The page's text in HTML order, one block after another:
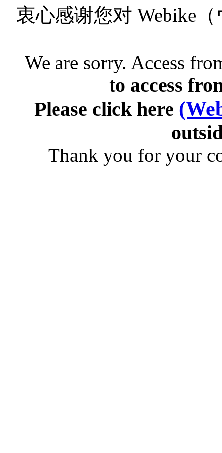
衷心感谢您对 Webike
We are sorry. Access
to access
Please click here
Thank you for your